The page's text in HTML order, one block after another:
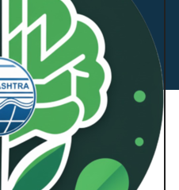
GIGW 3.0 चे पालन करते.
महाराष्ट्र प्रदूषण नियंत्रण
सर्व हक्क राखीव.
January 21, 2026